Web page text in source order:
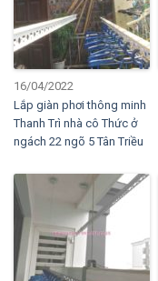
16/04/2022
Lắp giàn phơi thông minh
Thanh Trì nhà cô Thức ở
ngách 22 ngõ 5 Tân Triều